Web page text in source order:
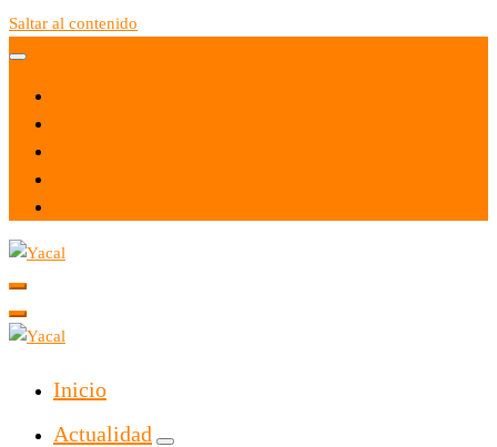
Saltar al contenido
Yacal micro hosting
Inicio
Actualidad